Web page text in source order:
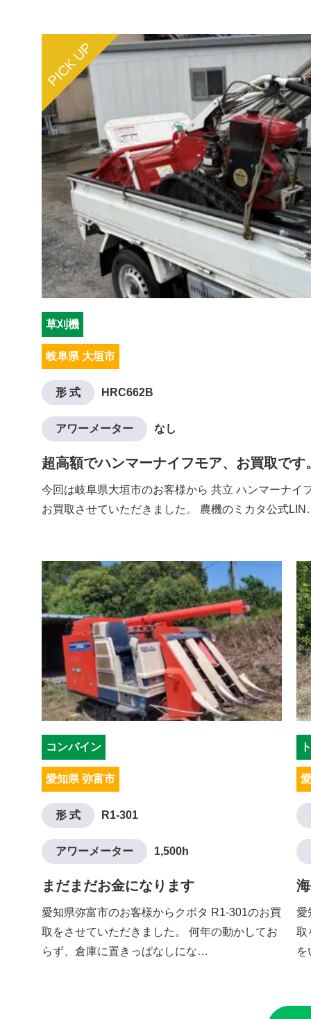
PICK UP
草刈機
岐阜県 大垣市
形 式 HRC662B
アワーメーター なし
超高額でハンマーナイフモア、お買取です
今回は岐阜県大垣市のお客様から 共立 ハンマーナイ
お買取させていただきました。 農機のミカタ公式
コンバイン
愛知県 弥富市
形 式 R1-301
アワーメーター 1,500h
まだまだお金になります
愛知県弥富市のお客様からクボタ R1-301のお買
取をさせていただきました。 何年の動かしてお
らず、倉庫に置きっぱなしにな…
愛
取